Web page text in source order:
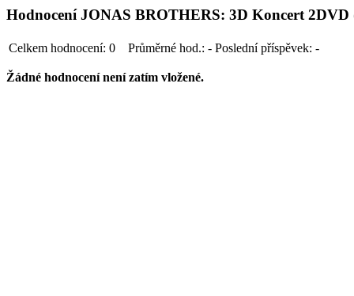
Hodnocení JONAS BROTHERS: 3D Koncert 2DVD
Celkem hodnocení: 0 Průměrné hod.: - Poslední příspěvek: -
Žádné hodnocení není zatím vložené.